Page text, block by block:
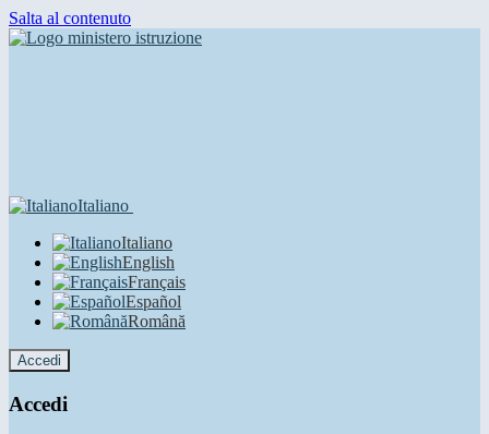
Salta al contenuto
Italiano
Italiano
English
Français
Español
Română
Accedi
Accedi